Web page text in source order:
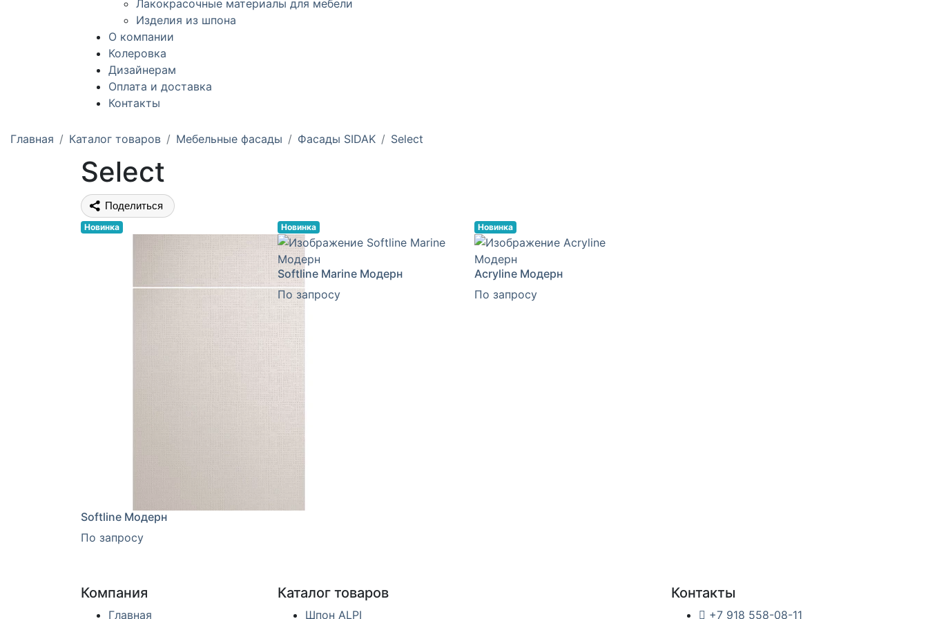
Лакокрасочные материалы для мебели
Изделия из шпона
О компании
Колеровка
Дизайнерам
Оплата и доставка
Контакты
Главная Каталог товаров Мебельные фасады Фасады SIDAK Select
Select
Поделиться
Новинка
Softline Модерн
По запросу
Новинка
Softline Marine Модерн
По запросу
Новинка
Acryline Модерн
По запросу
Компания
Главная
Каталог товаров
Шпон ALPI
Контакты
+7 918 558-08-11